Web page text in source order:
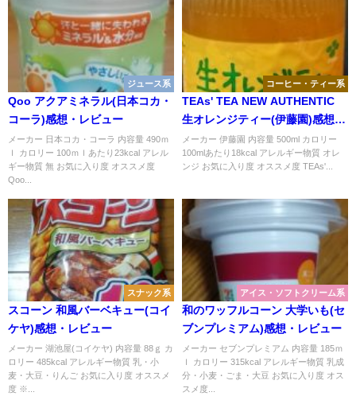
ジュース系
Qoo アクアミネラル(日本コカ・
コーラ)感想・レビュー
メーカー 日本コカ・コーラ 内容量 490ｍ
ｌ カロリー 100ｍｌあたり23kcal アレル
ギー物質 無 お気に入り度 オススメ度
Qoo...
コーヒー・ティー系
TEAs' TEA NEW AUTHENTIC
生オレンジティー(伊藤園)感想・
レビュー
メーカー 伊藤園 内容量 500ml カロリー
100mlあたり18kcal アレルギー物質 オレ
ンジ お気に入り度 オススメ度 TEAs'...
スナック系
スコーン 和風バーベキュー(コイ
ケヤ)感想・レビュー
メーカー 湖池屋(コイケヤ) 内容量 88ｇ カ
ロリー 485kcal アレルギー物質 乳・小
麦・大豆・りんご お気に入り度 オススメ
度 ※...
アイス・ソフトクリーム系
和のワッフルコーン 大学いも(セ
ブンプレミアム)感想・レビュー
メーカー セブンプレミアム 内容量 185ｍ
ｌ カロリー 315kcal アレルギー物質 乳成
分・小麦・ごま・大豆 お気に入り度 オス
スメ度...